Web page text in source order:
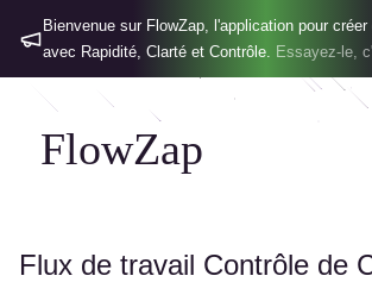
Bienvenue sur FlowZap, l'application pour
avec Rapidité, Clarté et Contrôle. Essayez-le,
FlowZap
Flux de travail Contrôle de